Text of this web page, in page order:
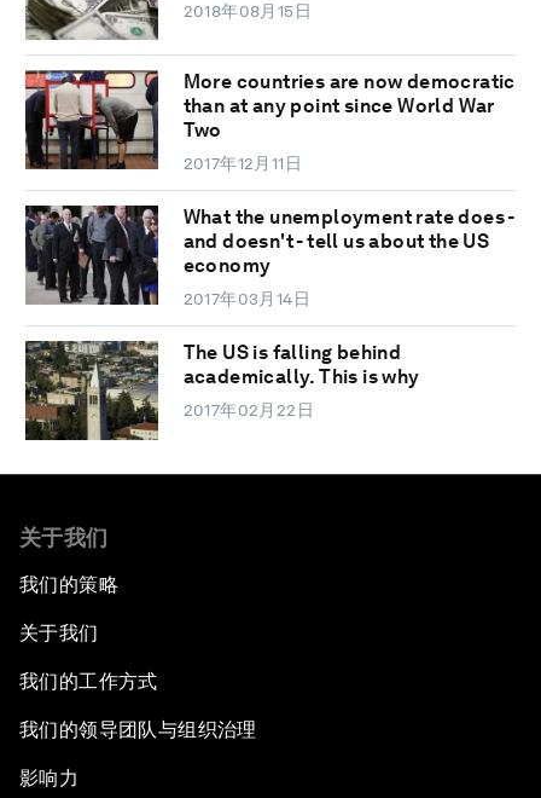
2018年08月15日
More countries are now democratic
than at any point since World War
Two
2017年12月11日
What the unemployment rate does -
and doesn't - tell us about the US
economy
2017年03月14日
The US is falling behind
academically. This is why
2017年02月22日
关于我们
我们的策略
关于我们
我们的工作方式
我们的领导团队与组织治理
影响力